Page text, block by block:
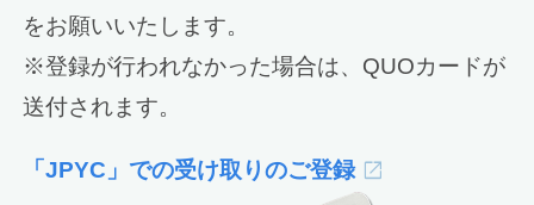
をお願いいたします。
※登録が行われなかった場合は、QUOカードが
送付されます。
「JPYC」での受け取りのご登録